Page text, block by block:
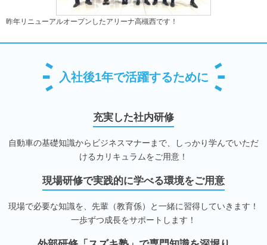
昨年リニューアルオープンしたアリーナ高槻西です！
入社後1年で活躍するために
充実した社内研修
自動車の基礎知識からビジネスマナーまで、しっかり学んでいただ
けるカリキュラムをご用意！
現場研修で実践的に学べる環境をご用意
現場で必要な知識を、先輩（教育係）と一緒に習得していきます！
一歩ずつ成長をサポートします！